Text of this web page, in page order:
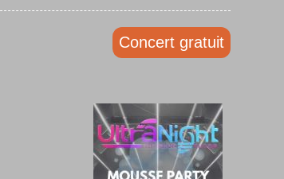
Concert gratuit